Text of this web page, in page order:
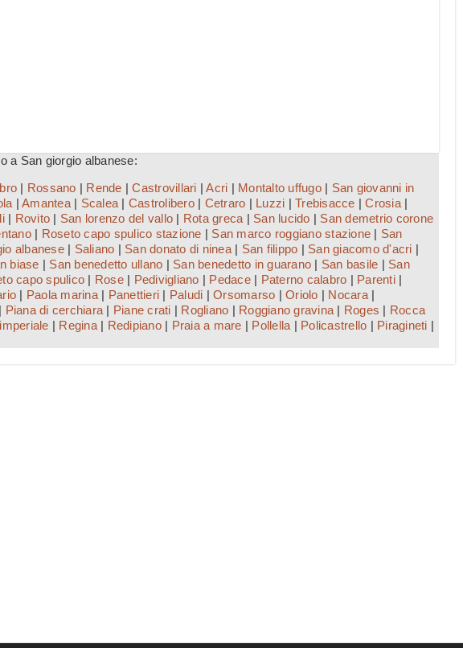
a San giorgio albanese:
| Rossano | Rende |Castrovillari |Acri | Montalto uffugo| San giovanni in
| Amantea| Scalea | Castrolibero| Cetraro | Luzzi | Trebisacce |Crosia|
| Rovito | San lorenzo del vallo | Rota greca | San lucido | San demetrio corone
| Roseto capo spulico stazione | San marco roggiano stazione | San
albanese| Saliano | San donato di ninea| San filippo | San giacomo d'acri |
biase | San benedetto ullano | San benedetto in guarano | San basile | San
capo spulico | Rose| Pedivigliano | Pedace| Paterno calabro | Parenti|
| Paola marina| Panettieri | Paludi | Orsomarso | Oriolo | Nocara|
Piana di cerchiara | Piane crati | Rogliano | Roggiano gravina | Roges | Rocca
| Regina| Redipiano| Praia a mare | Pollella | Policastrello | Piragineti |